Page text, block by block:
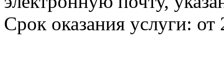
Срок оказания услуги: от